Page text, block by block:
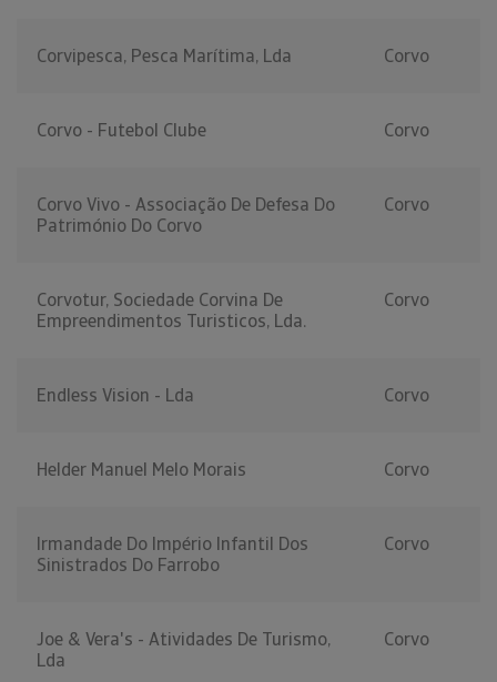
Corvipesca, Pesca Marítima, Lda Corvo
Corvo - Futebol Clube Corvo
Corvo Vivo - Associação De Defesa Do
Património Do Corvo
Corvo
Corvotur, Sociedade Corvina De
Empreendimentos Turisticos, Lda.
Corvo
Endless Vision - Lda Corvo
Helder Manuel Melo Morais Corvo
Irmandade Do Império Infantil Dos
Sinistrados Do Farrobo
Corvo
Joe & Vera's - Atividades De Turismo,
Lda
Corvo